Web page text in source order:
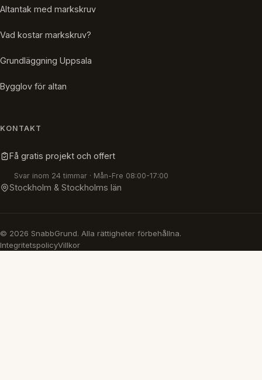
Altantak med markskruv
Vad kostar markskruv?
Grundläggning Uppsala
Bygglov för altan
KONTAKT
Få gratis projekt och offert
Svar inom 24 timmar · Mån-Fre 08:00-17:00
Stockholm & Stockholms län
© 2026 SnabbGrund. Alla rättigheter förbehållna.
IntegritetspolicyVillkor